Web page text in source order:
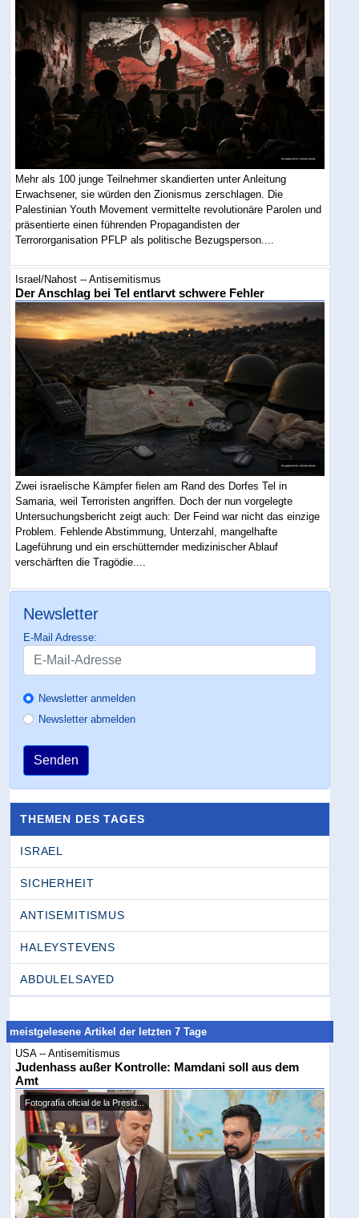
Mehr als 100 junge Teilnehmer skandierten unter Anleitung
Erwachsener, sie würden den Zionismus zerschlagen. Die
Palestinian Youth Movement vermittelte revolutionäre Parolen und
präsentierte einen führenden Propagandisten der
Terrororganisation PFLP als politische Bezugsperson....
Israel/Nahost -- Antisemitismus
Der Anschlag bei Tel entlarvt schwere Fehler
Zwei israelische Kämpfer fielen am Rand des Dorfes Tel in
Samaria, weil Terroristen angriffen. Doch der nun vorgelegte
Untersuchungsbericht zeigt auch: Der Feind war nicht das einzige
Problem. Fehlende Abstimmung, Unterzahl, mangelhafte
Lageführung und ein erschütternder medizinischer Ablauf
verschärften die Tragödie....
Newsletter
E-Mail Adresse:
Newsletter anmelden
Newsletter abmelden
Senden
THEMEN DES TAGES
ISRAEL
SICHERHEIT
ANTISEMITISMUS
HALEYSTEVENS
ABDULELSAYED
meistgelesene Artikel der letzten 7 Tage
USA -- Antisemitismus
Judenhass außer Kontrolle: Mamdani soll aus dem
Amt
Fotografía oficial de la Presid...